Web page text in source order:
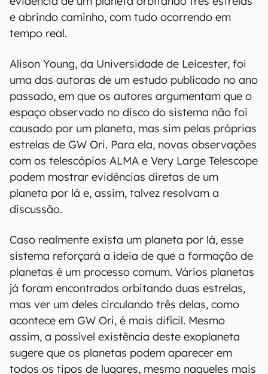
e abrindo caminho, com tudo ocorrendo em
tempo real.
Alison Young, da Universidade de Leicester, foi
uma das autoras de um estudo publicado no ano
passado, em que os autores argumentam que o
espaço observado no disco do sistema não foi
causado por um planeta, mas sim pelas próprias
estrelas de GW Ori. Para ela, novas observações
com os telescópios ALMA e Very Large Telescope
podem mostrar evidências diretas de um
planeta por lá e, assim, talvez resolvam a
discussão.
Caso realmente exista um planeta por lá, esse
sistema reforçará a ideia de que a formação de
planetas é um processo comum. Vários planetas
já foram encontrados orbitando duas estrelas,
mas ver um deles circulando três delas, como
acontece em GW Ori, é mais difícil. Mesmo
assim, a possível existência deste exoplaneta
sugere que os planetas podem aparecer em
todos os tipos de lugares, mesmo naqueles mais